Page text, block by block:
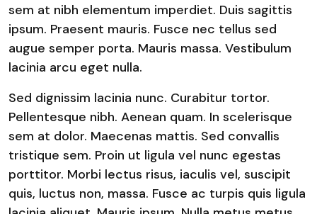
sem at nibh elementum imperdiet. Duis sagittis
ipsum. Praesent mauris. Fusce nec tellus sed
augue semper porta. Mauris massa. Vestibulum
lacinia arcu eget nulla.
Sed dignissim lacinia nunc. Curabitur tortor.
Pellentesque nibh. Aenean quam. In scelerisque
sem at dolor. Maecenas mattis. Sed convallis
tristique sem. Proin ut ligula vel nunc egestas
porttitor. Morbi lectus risus, iaculis vel, suscipit
quis, luctus non, massa. Fusce ac turpis quis ligula